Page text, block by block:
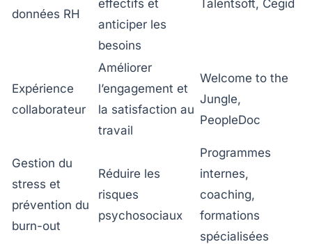
données RH
effectifs et
anticiper les
besoins
Talentsoft, Cegid
Expérience
collaborateur
Améliorer
l’engagement et
la satisfaction au
travail
Welcome to the
Jungle,
PeopleDoc
Gestion du
stress et
prévention du
burn-out
Réduire les
risques
psychosociaux
Programmes
internes,
coaching,
formations
spécialisées